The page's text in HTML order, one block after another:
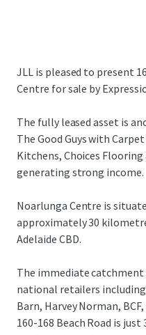
JLL is pleased to present
Centre for sale by
The fully leased asset is
The Good Guys with
Kitchens, Choices
generating strong income.
Noarlunga Centre is
approximately 30
Adelaide CBD.
The immediate catchment
national retailers
Barn, Harvey Norman,
160-168 Beach Road is